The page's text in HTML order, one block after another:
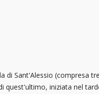
di Sant'Alessio (compresa
quest'ultimo, iniziata nel